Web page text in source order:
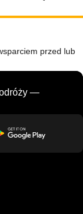
przed lub
—